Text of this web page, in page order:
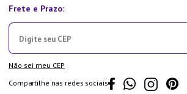
Não sei meu CEP
Compartilhe nas redes sociais